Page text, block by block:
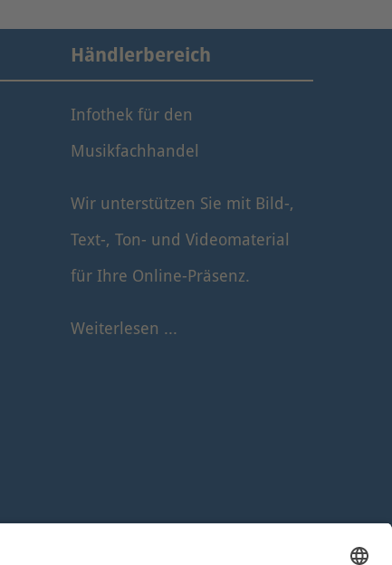
Händlerbereich
Infothek für den
Musikfachhandel
Wir unterstützen Sie mit Bild-,
Text-, Ton- und Videomaterial
für Ihre Online-Präsenz.
Weiterlesen ...